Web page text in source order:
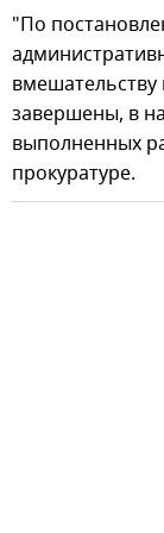
"По
завершены, в
выполненных
прокуратуре.